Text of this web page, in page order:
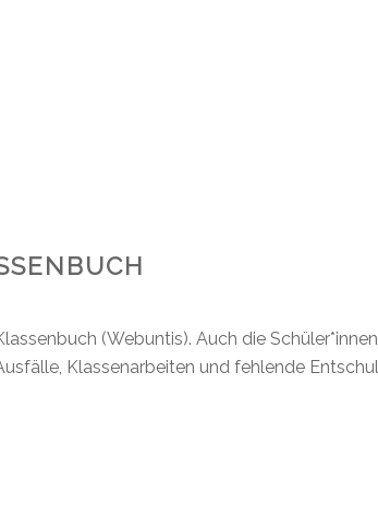
(Webuntis). Auch die
Klassenarbeiten und fehlende